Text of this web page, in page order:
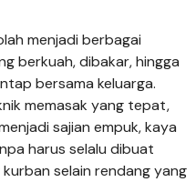
menjadi berbagai
berkuah, dibakar, hingga
bersama keluarga.
memasak yang tepat,
sajian empuk, kaya
harus selalu dibuat
selain rendang yang